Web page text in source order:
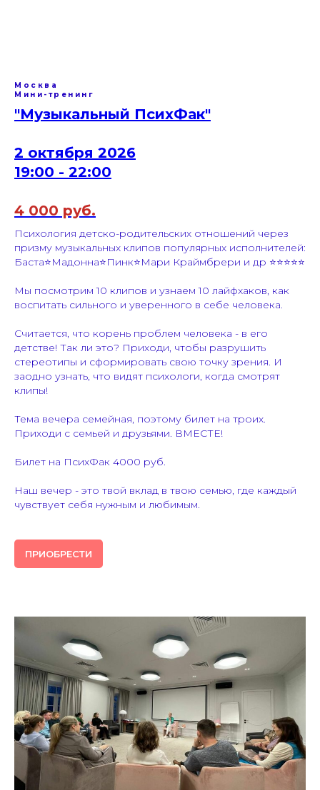
Москва
Мини-тренинг
"Музыкальный ПсихФак"
2 октября 2026
19:00 - 22:00
4 000 руб.
Психология детско-родительских отношений через
призму музыкальных клипов популярных исполнителей:
Баста⭐️Мадонна⭐️Пинк⭐️Мари Краймбрери и др ⭐️⭐️⭐️⭐️⭐️
Мы посмотрим 10 клипов и узнаем 10 лайфхаков, как
воспитать сильного и уверенного в себе человека.
Считается, что корень проблем человека - в его
детстве! Так ли это? Приходи, чтобы разрушить
стереотипы и сформировать свою точку зрения. И
заодно узнать, что видят психологи, когда смотрят
клипы!
Тема вечера семейная, поэтому билет на троих.
Приходи с семьей и друзьями. ВМЕСТЕ!
Билет на ПсихФак 4000 руб.
Наш вечер - это твой вклад в твою семью, где каждый
чувствует себя нужным и любимым.
ПРИОБРЕСТИ